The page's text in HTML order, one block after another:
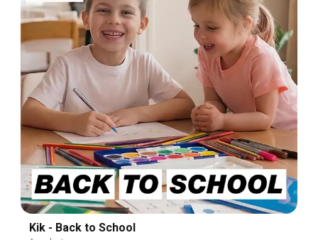
Kik - Back to School